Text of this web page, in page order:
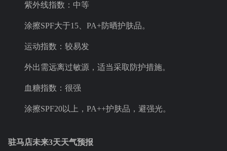
紫外线指数：中等
涂擦SPF大于15、PA+防晒护肤品。
运动指数：较易发
外出需远离过敏源，适当采取防护措施。
血糖指数：很强
涂擦SPF20以上，PA++护肤品，避强光。
驻马店未来3天天气预报